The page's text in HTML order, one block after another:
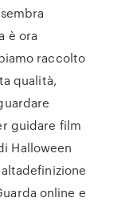
è ora
raccolto
qualità,
guidare film
Halloween
online e